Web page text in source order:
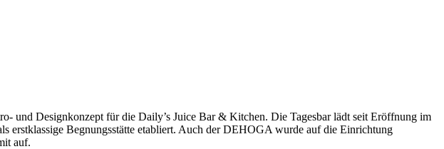
und Designkonzept für die Daily’s Juice Bar & Kitchen. Die Tagesbar lädt seit Eröffnung im
erstklassige Begnungsstätte etabliert. Auch der DEHOGA wurde auf die Einrichtung
auf.